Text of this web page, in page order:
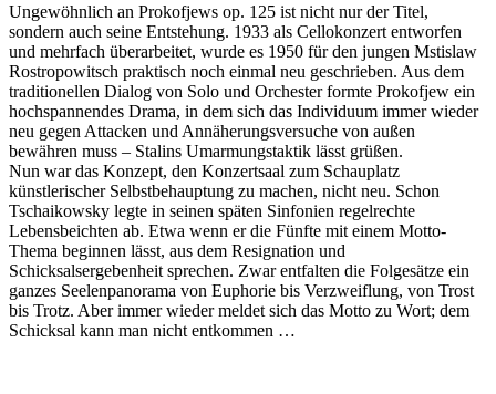
Ungewöhnlich an Prokofjews op. 125 ist nicht nur der Titel,
sondern auch seine Entstehung. 1933 als Cellokonzert entworfen
und mehrfach überarbeitet, wurde es 1950 für den jungen Mstislaw
Rostropowitsch praktisch noch einmal neu geschrieben. Aus dem
traditionellen Dialog von Solo und Orchester formte Prokofjew ein
hochspannendes Drama, in dem sich das Individuum immer wieder
neu gegen Attacken und Annäherungsversuche von außen
bewähren muss – Stalins Umarmungstaktik lässt grüßen.
Nun war das Konzept, den Konzertsaal zum Schauplatz
künstlerischer Selbstbehauptung zu machen, nicht neu. Schon
Tschaikowsky legte in seinen späten Sinfonien regelrechte
Lebensbeichten ab. Etwa wenn er die Fünfte mit einem Motto-
Thema beginnen lässt, aus dem Resignation und
Schicksalsergebenheit sprechen. Zwar entfalten die Folgesätze ein
ganzes Seelenpanorama von Euphorie bis Verzweiflung, von Trost
bis Trotz. Aber immer wieder meldet sich das Motto zu Wort; dem
Schicksal kann man nicht entkommen …